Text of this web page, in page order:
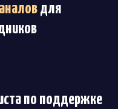
для
по поддержке